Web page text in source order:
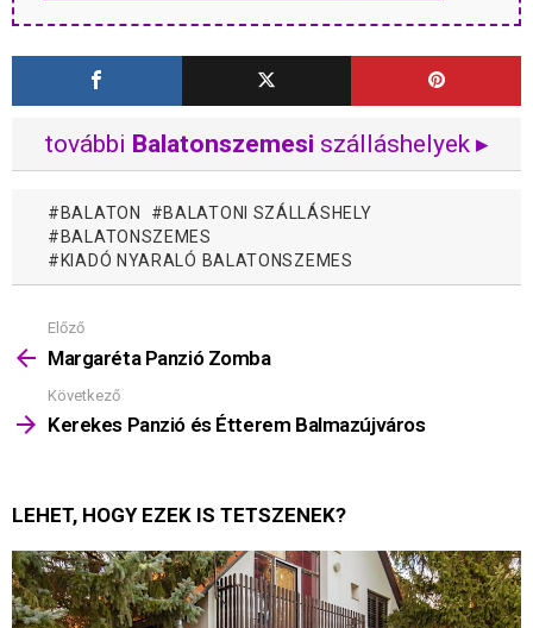
további Balatonszemesi szálláshelyek ▸
BALATON
BALATONI SZÁLLÁSHELY
BALATONSZEMES
KIADÓ NYARALÓ BALATONSZEMES
Mutass
többet
Előző
Margaréta Panzió Zomba
Következő
Kerekes Panzió és Étterem Balmazújváros
LEHET, HOGY EZEK IS TETSZENEK?